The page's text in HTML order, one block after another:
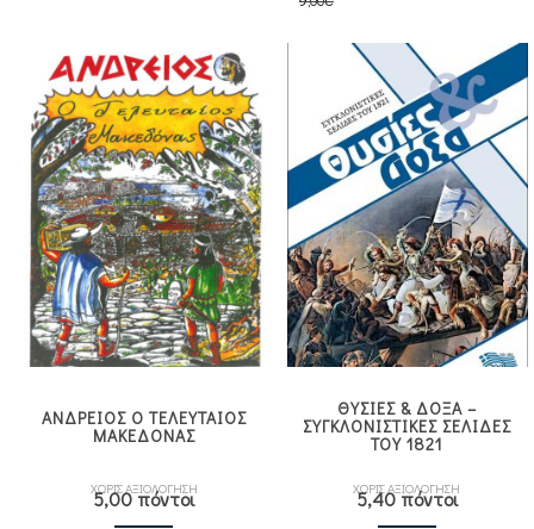
9,00€.
είναι:
8,10€.
ΑΝΔΡΕΙΟΣ Ο ΤΕΛΕΥΤΑΙΟΣ
ΜΑΚΕΔΟΝΑΣ
ΧΩΡΙΣ ΑΞΙΟΛΟΓΗΣΗ
5,00 πόντοι
ΘΥΣΙΕΣ & ΔΟΞΑ –
ΣΥΓΚΛΟΝΙΣΤΙΚΕΣ ΣΕΛΙΔΕΣ
ΤΟΥ 1821
ΧΩΡΙΣ ΑΞΙΟΛΟΓΗΣΗ
5,40 πόντοι